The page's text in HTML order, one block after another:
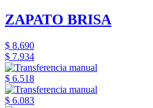
ZAPATO BRISA
$ 8.690
$ 7.934
$ 6.518
$ 6.083